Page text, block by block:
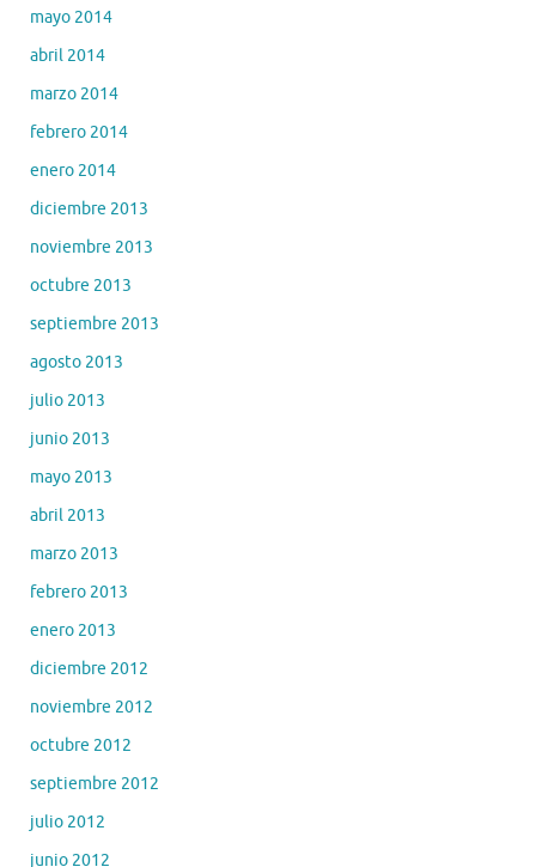
mayo 2014
abril 2014
marzo 2014
febrero 2014
enero 2014
diciembre 2013
noviembre 2013
octubre 2013
septiembre 2013
agosto 2013
julio 2013
junio 2013
mayo 2013
abril 2013
marzo 2013
febrero 2013
enero 2013
diciembre 2012
noviembre 2012
octubre 2012
septiembre 2012
julio 2012
junio 2012